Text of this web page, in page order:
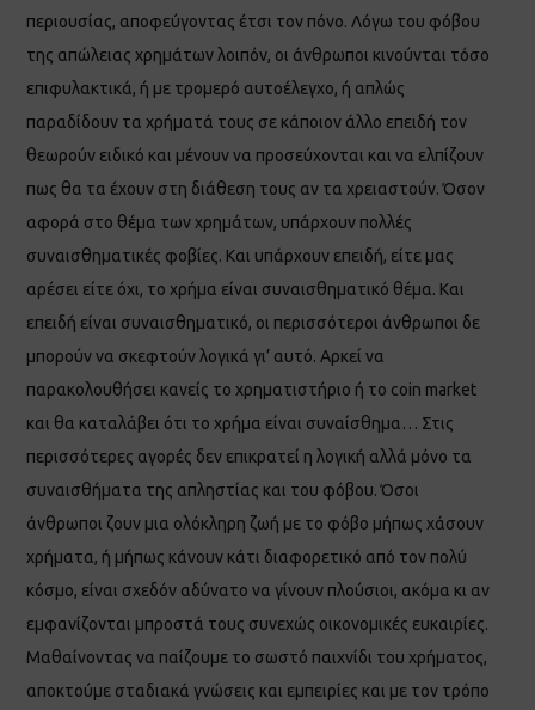
περιουσίας, αποφεύγοντας έτσι τον πόνο. Λόγω του φόβου
της απώλειας χρημάτων λοιπόν, οι άνθρωποι κινούνται τόσο
επιφυλακτικά, ή με τρομερό αυτοέλεγχο, ή απλώς
παραδίδουν τα χρήματά τους σε κάποιον άλλο επειδή τον
θεωρούν ειδικό και μένουν να προσεύχονται και να ελπίζουν
πως θα τα έχουν στη διάθεση τους αν τα χρειαστούν. Όσον
αφορά στο θέμα των χρημάτων, υπάρχουν πολλές
συναισθηματικές φοβίες. Και υπάρχουν επειδή, είτε μας
αρέσει είτε όχι, το χρήμα είναι συναισθηματικό θέμα. Και
επειδή είναι συναισθηματικό, οι περισσότεροι άνθρωποι δε
μπορούν να σκεφτούν λογικά γι’ αυτό. Αρκεί να
παρακολουθήσει κανείς το χρηματιστήριο ή το coin market
και θα καταλάβει ότι το χρήμα είναι συναίσθημα… Στις
περισσότερες αγορές δεν επικρατεί η λογική αλλά μόνο τα
συναισθήματα της απληστίας και του φόβου. Όσοι
άνθρωποι ζουν μια ολόκληρη ζωή με το φόβο μήπως χάσουν
χρήματα, ή μήπως κάνουν κάτι διαφορετικό από τον πολύ
κόσμο, είναι σχεδόν αδύνατο να γίνουν πλούσιοι, ακόμα κι αν
εμφανίζονται μπροστά τους συνεχώς οικονομικές ευκαιρίες.
Μαθαίνοντας να παίζουμε το σωστό παιχνίδι του χρήματος,
αποκτούμε σταδιακά γνώσεις και εμπειρίες και με τον τρόπο